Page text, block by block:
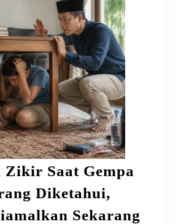
Zikir Saat Gempa
Diketahui,
Sekarang